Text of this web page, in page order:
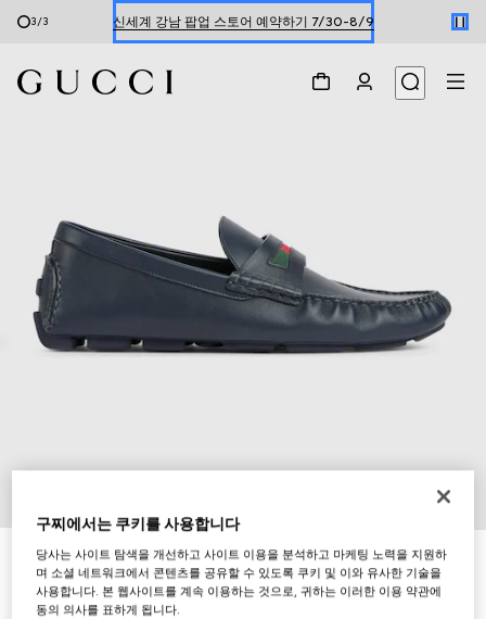
3/3 신세계 강남 팝업 스토어 예약하기 7/30-8/9
7
남성 웹(Web) 디테일 드라이버
₩1,300,000
다른 스타일다크 블루 레더
구찌에서는 쿠키를 사용합니다
당사는 사이트 탐색을 개선하고 사이트 이용을 분석하고 마케팅 노력을 지원하
며 소셜 네트워크에서 콘텐츠를 공유할 수 있도록 쿠키 및 이와 유사한 기술을
사용합니다. 본 웹사이트를 계속 이용하는 것으로, 귀하는 이러한 이용 약관에
동의 의사를 표하게 됩니다.